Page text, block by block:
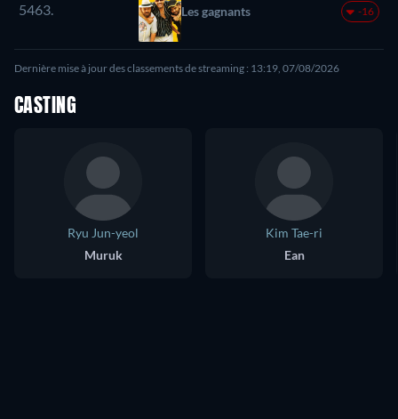
5463. Les gagnants -16
Dernière mise à jour des classements de streaming : 13:19, 07/08/2026
CASTING
Ryu Jun-yeol
Muruk
Kim Tae-ri
Ean